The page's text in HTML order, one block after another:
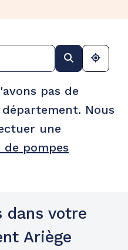
pas de
Nous
une
de pompes
dans votre
Ariège